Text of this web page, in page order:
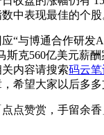
中表现最佳的个股
“与博通合作研发
斯克560亿美元薪
内容请搜索码云笔
希望大家以后多多
点点赞赏，手留余香